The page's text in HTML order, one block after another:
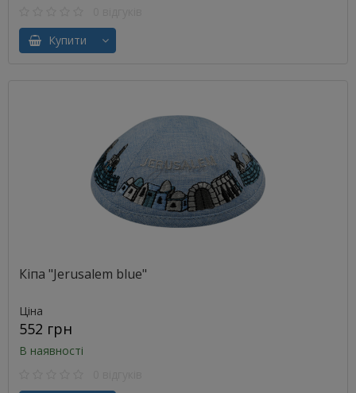
Купити
Кіпа "Jerusalem blue"
Ціна
552 грн
В наявності